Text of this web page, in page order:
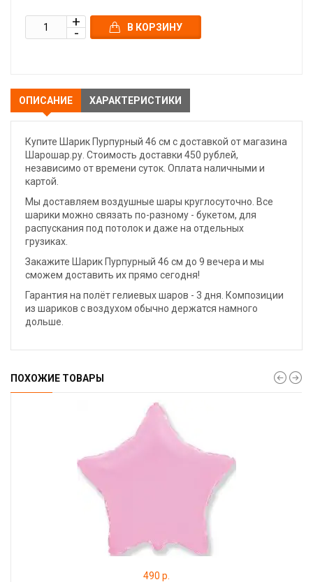
В КОРЗИНУ
ОПИСАНИЕ ХАРАКТЕРИСТИКИ
Купите Шарик Пурпурный 46 см с доставкой от магазина
Шарошар.ру. Стоимость доставки 450 рублей,
независимо от времени суток. Оплата наличными и
картой.
Мы доставляем воздушные шары круглосуточно. Все
шарики можно связать по-разному - букетом, для
распускания под потолок и даже на отдельных
грузиках.
Закажите Шарик Пурпурный 46 см до 9 вечера и мы
сможем доставить их прямо сегодня!
Гарантия на полёт гелиевых шаров - 3 дня. Композиции
из шариков с воздухом обычно держатся намного
дольше.
ПОХОЖИЕ ТОВАРЫ
490 р.